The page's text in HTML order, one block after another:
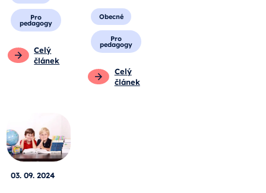
Pro
pedagogy
Celý
článek
Obecné
Pro
pedagogy
Celý
článek
03. 09. 2024